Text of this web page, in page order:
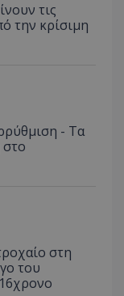
τις
την κρίσιμη
- Τα
στη
του